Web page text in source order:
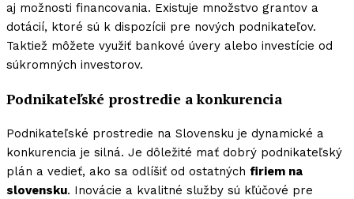
aj možnosti financovania. Existuje množstvo grantov a
dotácií, ktoré sú k dispozícii pre nových podnikateľov.
Taktiež môžete využiť bankové úvery alebo investície od
súkromných investorov.
Podnikateľské prostredie a konkurencia
Podnikateľské prostredie na Slovensku je dynamické a
konkurencia je silná. Je dôležité mať dobrý podnikateľský
plán a vedieť, ako sa odlíšiť od ostatných firiem na
slovensku. Inovácie a kvalitné služby sú kľúčové pre